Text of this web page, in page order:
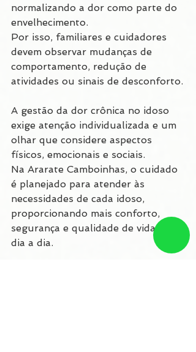
normalizando a dor como parte do
envelhecimento.
Por isso, familiares e cuidadores
devem observar mudanças de
comportamento, redução de
atividades ou sinais de desconforto.
A gestão da dor crônica no idoso
exige atenção individualizada e um
olhar que considere aspectos
físicos, emocionais e sociais.
Na Ararate Camboinhas, o cuidado
é planejado para atender às
necessidades de cada idoso,
proporcionando mais conforto,
segurança e qualidade de vida no
dia a dia.